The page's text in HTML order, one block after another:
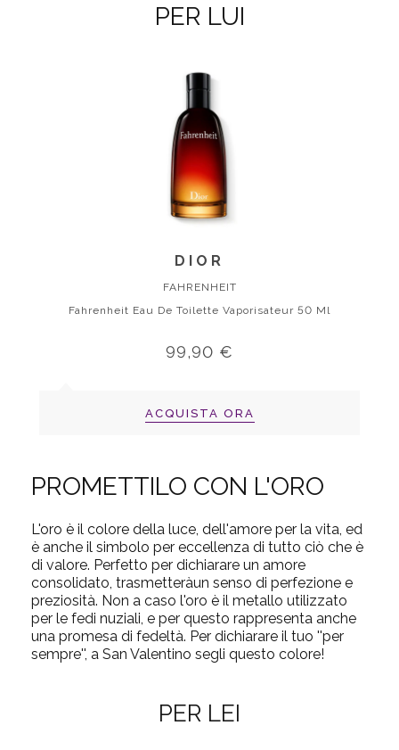
PER LUI
DIOR
FAHRENHEIT
Fahrenheit Eau De Toilette Vaporisateur 50 Ml
99,90 €
ACQUISTA ORA
PROMETTILO CON L'ORO
L'oro è il colore della luce, dell'amore per la vita, ed
è anche il simbolo per eccellenza di tutto ciò che è
di valore. Perfetto per dichiarare un amore
consolidato, trasmetteràun senso di perfezione e
preziosità. Non a caso l'oro è il metallo utilizzato
per le fedi nuziali, e per questo rappresenta anche
una promesa di fedeltà. Per dichiarare il tuo ''per
sempre'', a San Valentino segli questo colore!
PER LEI